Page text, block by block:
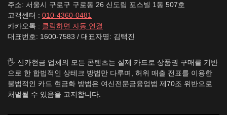
주소: 서울시 구로구 구로동 26 신도림 포스빌 1동 507호
고객센터 : 010-4360-0481
카카오톡 : 클릭하면 자동 연결
대표번호: 1600-7583 / 대표자명: 김택진
🖐️ 신카현금 업체의 모든 콘텐츠는 실제 카드로 상품권 구매를 기반
으로 한 합법적인 상테크 방법만 다루며, 허위 매출 전표를 이용한
불법적인 카드 현금화 방법은 여신전문금융업법 제70조 위반으로
처벌될 수 있음을 고지합니다.